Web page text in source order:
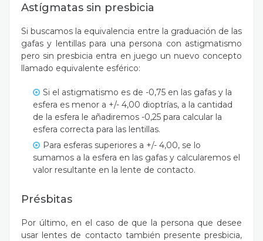
Astígmatas sin presbicia
Si buscamos la equivalencia entre la graduación de las
gafas y lentillas para una persona con astigmatismo
pero sin presbicia entra en juego un nuevo concepto
llamado equivalente esférico:
Si el astigmatismo es de -0,75 en las gafas y la
esfera es menor a +/- 4,00 dioptrías, a la cantidad
de la esfera le añadiremos -0,25 para calcular la
esfera correcta para las lentillas.
Para esferas superiores a +/- 4,00, se lo
sumamos a la esfera en las gafas y calcularemos el
valor resultante en la lente de contacto.
Présbitas
Por último, en el caso de que la persona que desee
usar lentes de contacto también presente presbicia,